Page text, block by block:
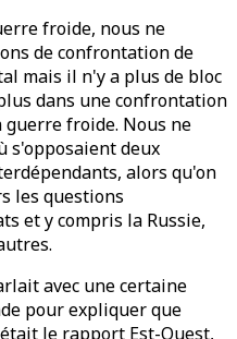
froide, nous ne
de confrontation de
mais il n'y a plus de bloc
dans une confrontation
froide. Nous ne
s'opposaient deux
alors qu'on
les questions
et y compris la Russie,
avec une certaine
pour expliquer que
le rapport Est-Ouest,